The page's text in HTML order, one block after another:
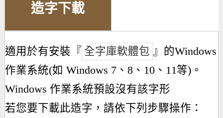
造字下載
適用於有安裝『 全字庫軟體包 』的Windows
作業系統(如 Windows 7、8、10、11等)。
Windows 作業系統預設沒有該字形
若您要下載此造字，請依下列步驟操作：